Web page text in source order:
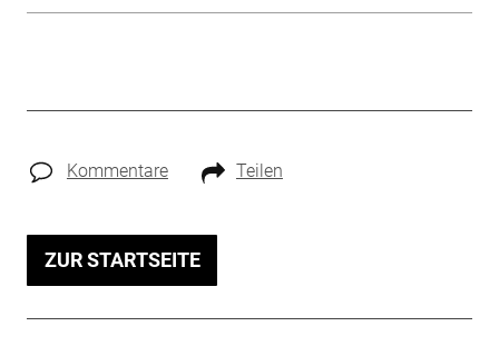
Kommentare Teilen
ZUR STARTSEITE